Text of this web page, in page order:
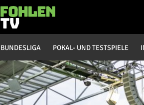
BUNDESLIGA POKAL- UND TESTSPIELE
Bundesliga
Saison 20/21
Saison 19/20
Pokal-
DFB Pokal
Champions